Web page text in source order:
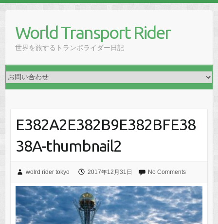
contentWorld Transport Rider
世界を旅するトランポライダー日記
E382A2E382B9E382BFE38
38A-thumbnail2
wolrd rider tokyo 2017年12月31日 No Comments